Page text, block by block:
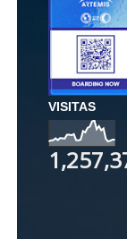
VISITAS